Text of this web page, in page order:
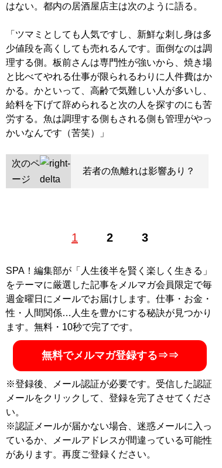
はない。都内の居酒屋店主は次のように語る。
「ツマミとしても人気ですし、新鮮な刺し身は多
少値段を高くしても売れるんです。面倒なのは調
理する側。板前さんは専門性が強いから、焼き場
と比べてやれる仕事が限られるわりに人件費はか
かる。かといって、高齢で気難しい人が多いし、
給料を下げて辞められると次の人を探すのにも苦
労する。魚は調理する側もされる側も管理がやっ
かいなんです（苦笑）」
次のペ
ージ
若者の魚離れは影響あり？
1 2 3
SPA！編集部が「人生後半を賢く楽しく生きる」
をテーマに厳選した記事をメルマガ会員限定で毎
週金曜日にメールでお届けします。仕事・お金・
性・人間関係…人生を豊かにする秘訣が見つかり
ます。無料・10秒で完了です。
無料でメルマガ登録する⇒⇒
※登録後、メール認証が必要です。受信した認証
メールをクリックして、登録を完了させてくださ
い。
※認証メールが届かない場合、迷惑メールに入っ
ているか、メールアドレスが間違っている可能性
があります。再度ご登録ください。